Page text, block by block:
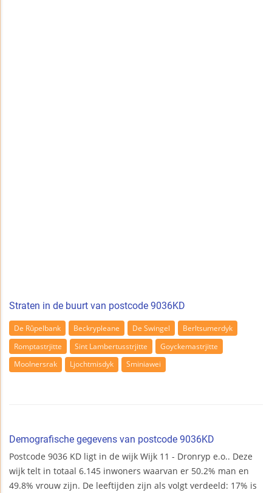
Straten in de buurt van postcode 9036KD
De Rûpelbank Beckrypleane De Swingel
Berltsumerdyk
Romptastrjitte
Sint Lambertusstrjitte
Goyckemastrjitte
Moolnersrak
Ljochtmisdyk Sminiawei
Demografische gegevens van postcode 9036KD
Postcode 9036 KD ligt in de wijk Wijk 11 - Dronryp e.o.. Deze
wijk telt in totaal 6.145 inwoners waarvan er 50.2% man en
49.8% vrouw zijn. De leeftijden zijn als volgt verdeeld: 17% is